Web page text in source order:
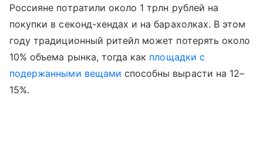
Россияне потратили около 1 трлн рублей на
покупки в секонд-хендах и на барахолках. В этом
году традиционный ритейл может потерять около
10% объема рынка, тогда как площадки с
подержанными вещами способны вырасти на 12–
15%.